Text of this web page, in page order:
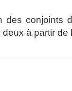
des conjoints
à partir